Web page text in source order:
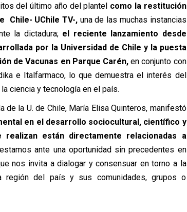
del último año del plantel como la restitución
Chile- UChile TV-,una de las muchas instancias
la dictadura; el reciente lanzamiento desde
por la Universidad de Chile y la puesta
de Vacunas en Parque Carén,en conjunto con
e Italfarmaco, lo que demuestra el interés del
ciencia y tecnología en el país.
la U. de Chile, María Elisa Quinteros, manifestó
en el desarrollo sociocultural, científico y
están directamente relacionadas a
ante una oportunidad sin precedentes en
nos invita a dialogar y consensuar en torno a la
región del país y sus comunidades, grupos o